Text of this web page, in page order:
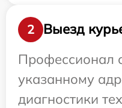
2
Выезд
Профессионал
указанному
диагностики